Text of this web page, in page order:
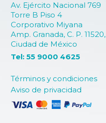
Av. Ejército Nacional 769
Torre B Piso 4
Corporativo Miyana
Amp. Granada, C. P. 11520,
Ciudad de México
Términos y condiciones
Aviso de privacidad
Tel: 55 9000 4625